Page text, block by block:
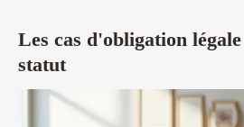
Les cas d'obligation
statut